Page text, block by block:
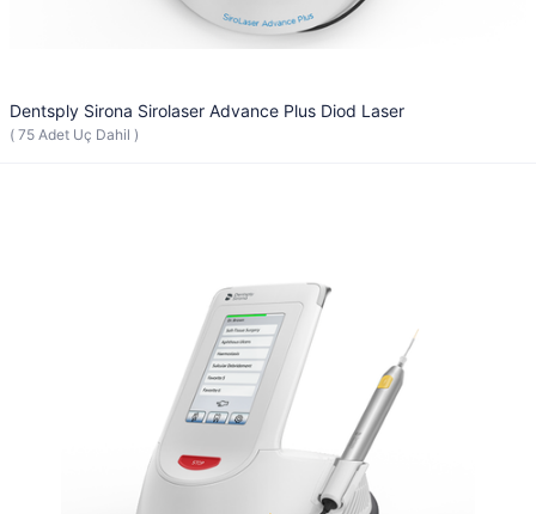
Dentsply Sirona Sirolaser Advance Plus Diod Laser
( 75 Adet Uç Dahil )